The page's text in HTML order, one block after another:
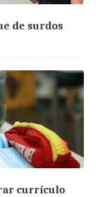
de surdos
currículo